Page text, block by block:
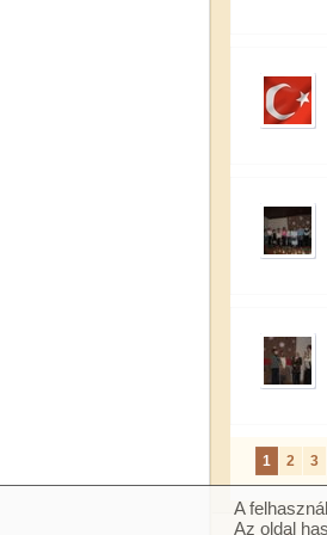
1 2 3
A
Az oldal